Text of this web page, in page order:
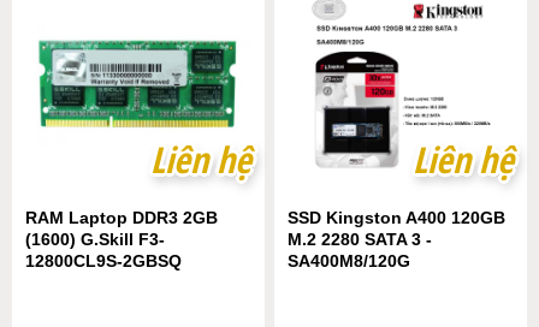
Liên hệ
Liên hệ
RAM Laptop DDR3 2GB
(1600) G.Skill F3-
12800CL9S-2GBSQ
Liên hệ
Liên hệ
SSD Kingston A400 120GB
M.2 2280 SATA 3 -
SA400M8/120G